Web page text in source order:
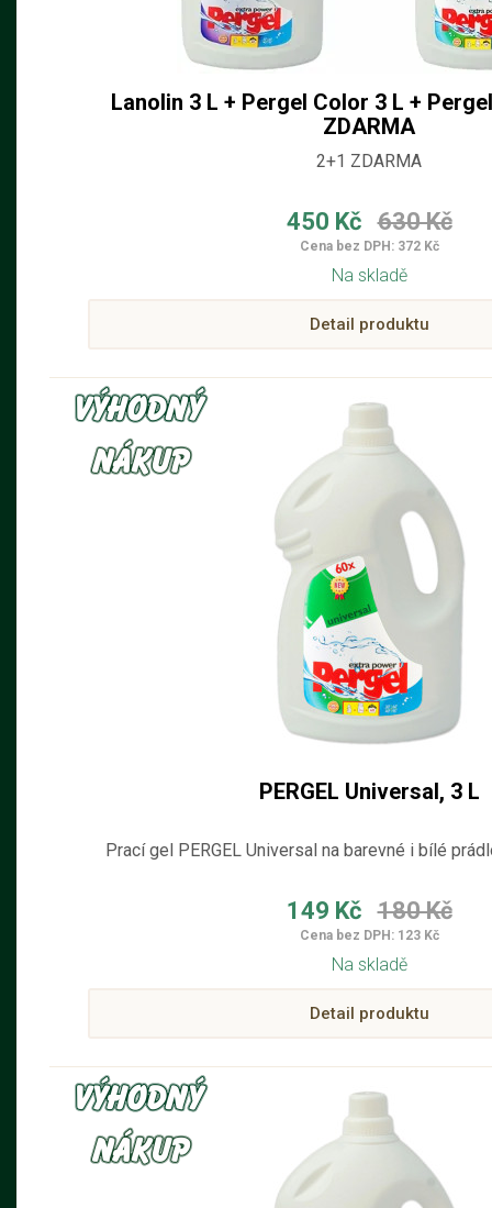
Lanolin 3 L + Pergel Color 3 L +
ZDARMA
2+1 ZDARMA
450 Kč 630 Kč
Cena bez DPH: 372 Kč
Na skladě
Detail produktu
PERGEL Universal, 3 L
Prací gel PERGEL Universal na barevné i bílé
149 Kč 180 Kč
Cena bez DPH: 123 Kč
Na skladě
Detail produktu